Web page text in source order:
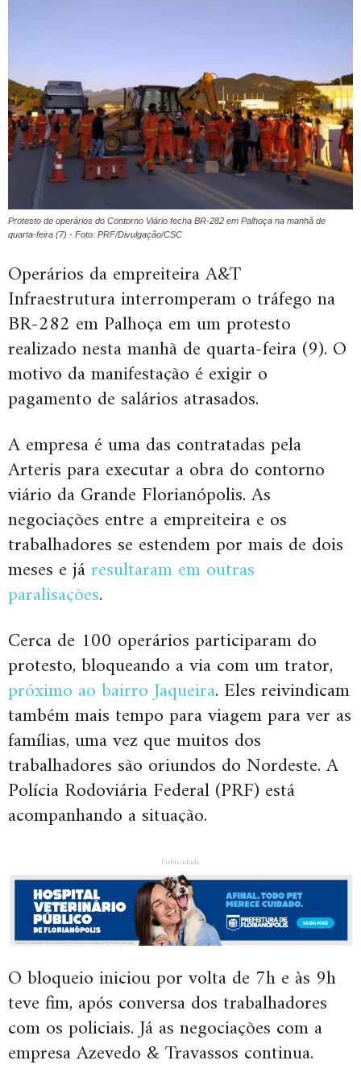
Protesto de operários do Contorno Viário fecha BR-282 em Palhoça na manhã de
quarta-feira (7) - Foto: PRF/Divulgação/CSC
Operários da empreiteira A&T
Infraestrutura interromperam o tráfego na
BR-282 em Palhoça em um protesto
realizado nesta manhã de quarta-feira (9). O
motivo da manifestação é exigir o
pagamento de salários atrasados.
A empresa é uma das contratadas pela
Arteris para executar a obra do contorno
viário da Grande Florianópolis. As
negociações entre a empreiteira e os
trabalhadores se estendem por mais de dois
meses e járesultaram em outras
paralisações.
Cerca de 100 operários participaram do
protesto, bloqueando a via com um trator,
próximo ao bairro Jaqueira. Eles reivindicam
também mais tempo para viagem para ver as
famílias, uma vez que muitos dos
trabalhadores são oriundos do Nordeste. A
Polícia Rodoviária Federal (PRF) está
acompanhando a situação.
Publicidade
O bloqueio iniciou por volta de 7h e às 9h
teve fim, após conversa dos trabalhadores
com os policiais. Já as negociações com a
empresa Azevedo & Travassos continua.